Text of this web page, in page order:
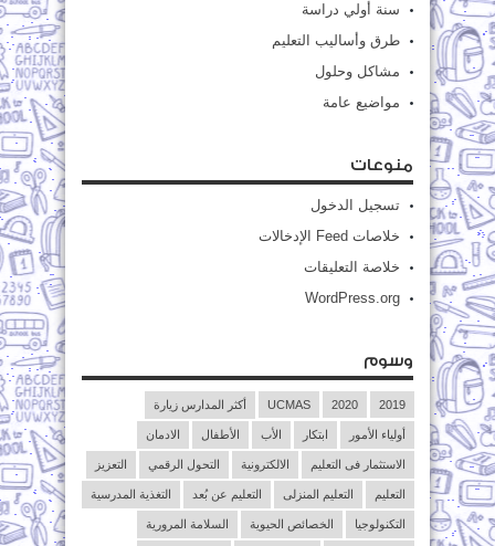
سنة أولي دراسة
طرق وأساليب التعليم
مشاكل وحلول
مواضيع عامة
منوعات
تسجيل الدخول
خلاصات Feed الإدخالات
خلاصة التعليقات
WordPress.org
وسوم
2019
2020
UCMAS أكثر المدارس زيارة
أولياء الأمور ابتكار الأب الأطفال الادمان
الاستثمار فى التعليم الالكترونية التحول الرقمي التعزيز
التعليم التعليم المنزلى التعليم عن بُعد التغذية المدرسية
التكنولوجيا الخصائص الحيوية السلامة المرورية